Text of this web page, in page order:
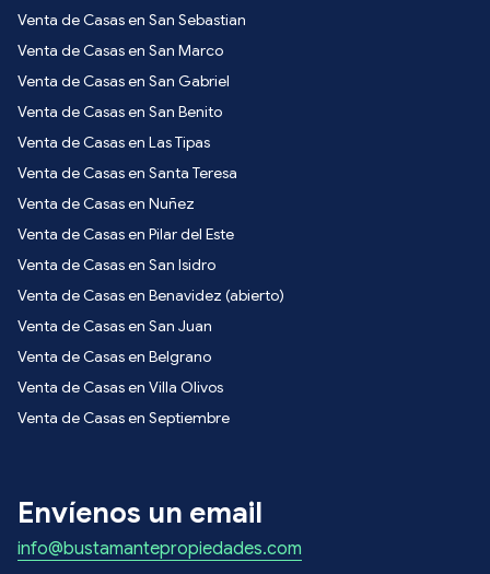
Venta de Casas en San Sebastian
Venta de Casas en San Marco
Venta de Casas en San Gabriel
Venta de Casas en San Benito
Venta de Casas en Las Tipas
Venta de Casas en Santa Teresa
Venta de Casas en Nuñez
Venta de Casas en Pilar del Este
Venta de Casas en San Isidro
Venta de Casas en Benavidez (abierto)
Venta de Casas en San Juan
Venta de Casas en Belgrano
Venta de Casas en Villa Olivos
Venta de Casas en Septiembre
Envíenos un email
info@bustamantepropiedades.com